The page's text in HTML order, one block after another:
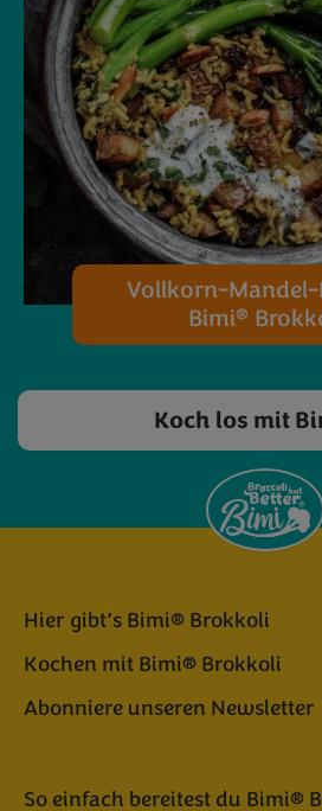
Vollkorn-Mandel-
Bimi®
Koch los mit
Hier gibt’s Bimi® Brokkoli
Kochen mit Bimi® Brokkoli
Abonniere unseren Newsletter
So einfach bereitest du Bimi®